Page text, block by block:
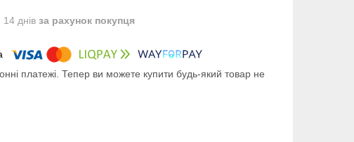
днів за рахунок покупця
платежі. Тепер ви можете купити будь-який товар не